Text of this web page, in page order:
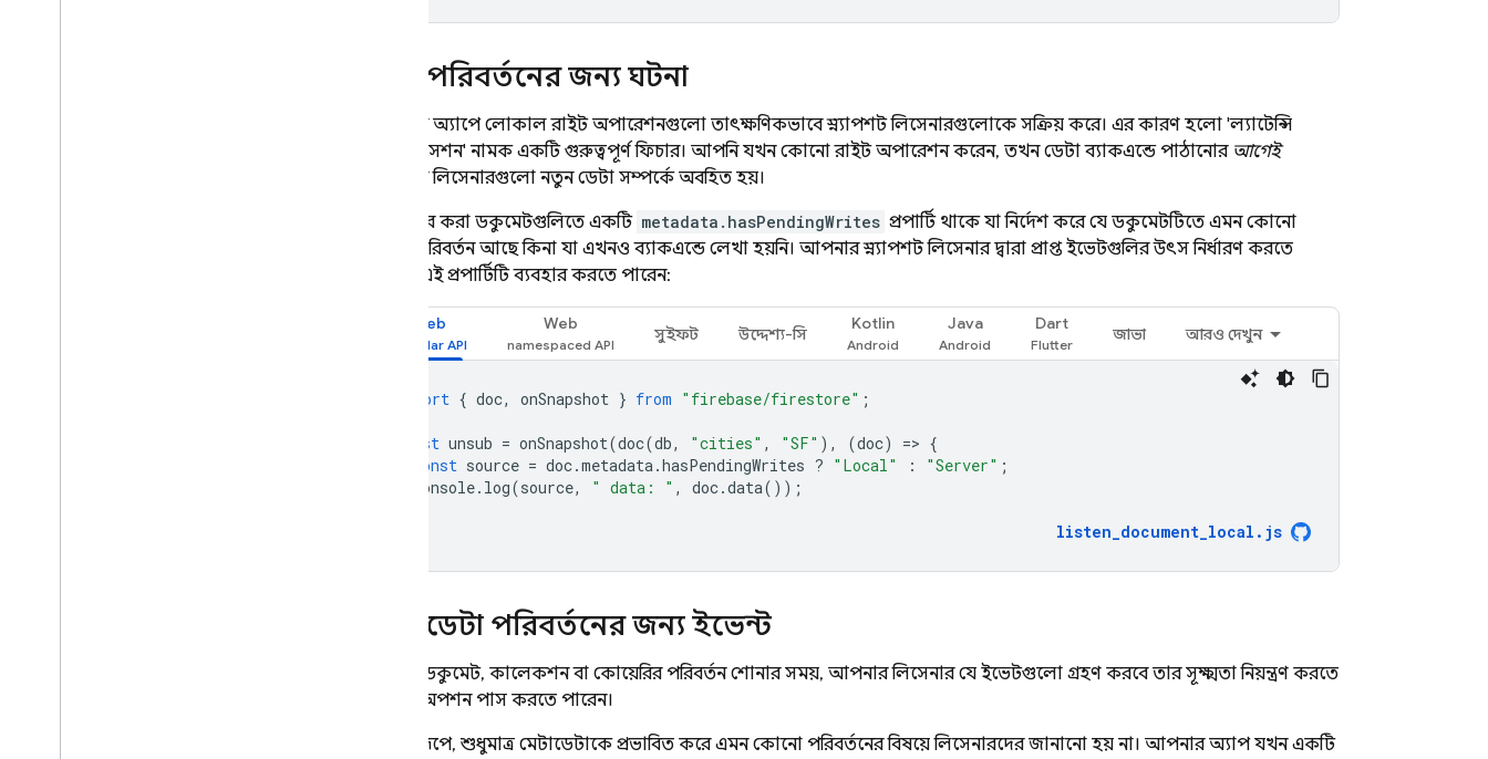
স্থানীয় পরিবর্তনের জন্য ঘটনা
আপনার অ্যাপে লোকাল রাইট অপারেশনগুলো তাৎক্ষণিকভাবে স্ন্যাপশট লিসেনারগুলোকে সক্রিয় করে। এর কারণ হলো 'ল্যাটেন্সি
কম্পেনসেশন' নামক একটি গুরুত্বপূর্ণ ফিচার। আপনি যখন কোনো রাইট অপারেশন করেন, তখন ডেটা ব্যাকএন্ডে পাঠানোর আগেই
আপনার লিসেনারগুলো নতুন ডেটা সম্পর্কে অবহিত হয়।
পুনরুদ্ধার করা ডকুমেন্টগুলিতে একটি metadata.hasPendingWrites প্রপার্টি থাকে যা নির্দেশ করে যে ডকুমেন্টটিতে এমন কোনো
স্থানীয় পরিবর্তন আছে কিনা যা এখনও ব্যাকএন্ডে লেখা হয়নি। আপনার স্ন্যাপশট লিসেনার দ্বারা প্রাপ্ত ইভেন্টগুলির উৎস নির্ধারণ করতে
আপনি এই প্রপার্টিটি ব্যবহার করতে পারেন:
Web Web
সুইফট উদ্দেশ্য-সি
Kotlin Java Dart
জাভা আরও দেখুন
import { doc, onSnapshot } from "firebase/firestore" ;
const unsub = onSnapshot(doc(db, "cities" , "SF" ), (doc) => {
const source = doc.metadata.hasPendingWrites ? "Local" : "Server" ;
console. log(source, " data: " , doc.data());
listen_document_local . js
মেটাডেটা পরিবর্তনের জন্য ইভেন্ট
কোনো ডকুমেন্ট, কালেকশন বা কোয়েরির পরিবর্তন শোনার সময়, আপনার লিসেনার যে ইভেন্টগুলো গ্রহণ করবে তার সূক্ষ্মতা নিয়ন্ত্রণ করতে
আপনি অপশন পাস করতে পারেন।
ডিফল্টরূপে, শুধুমাত্র মেটাডেটাকে প্রভাবিত করে এমন কোনো পরিবর্তনের বিষয়ে লিসেনারদের জানানো হয় না। আপনার অ্যাপ যখন একটি